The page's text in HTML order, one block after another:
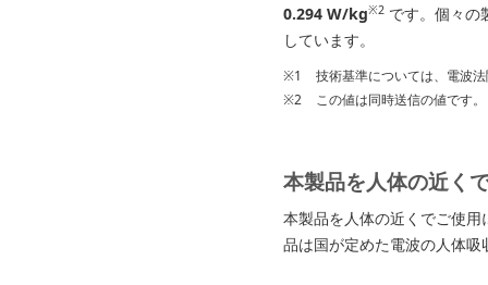
0.294 W/kg※2 です。個々の
しています。
※1
技術基準については、電波
※2
この値は同時送信の値です。
本製品を人体の近く
本製品を人体の近くでご使
品は国が定めた電波の人体